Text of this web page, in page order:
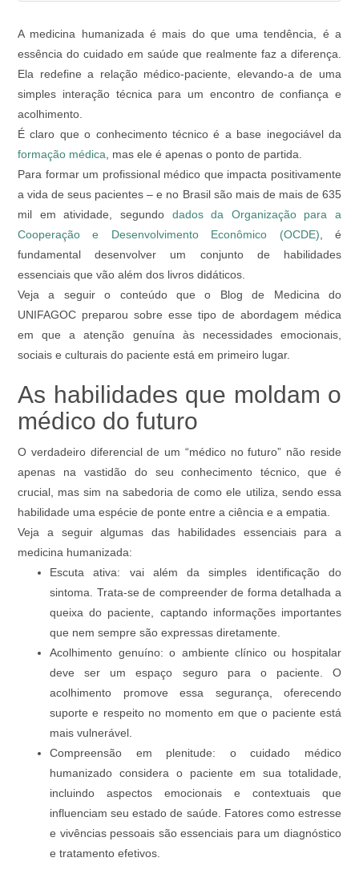
A medicina humanizada é mais do que uma tendência, é a
essência do cuidado em saúde que realmente faz a diferença.
Ela redefine a relação médico-paciente, elevando-a de uma
simples interação técnica para um encontro de confiança e
acolhimento.
É claro que o conhecimento técnico é a base inegociável da
formação médica , mas ele é apenas o ponto de partida.
Para formar um profissional médico que impacta positivamente
a vida de seus pacientes – e no Brasil são mais de mais de 635
mil em atividade, segundo dados da Organização para a
Cooperação e Desenvolvimento Econômico (OCDE) , é
fundamental desenvolver um conjunto de habilidades
essenciais que vão além dos livros didáticos.
Veja a seguir o conteúdo que o Blog de Medicina do
UNIFAGOC preparou sobre esse tipo de abordagem médica
em que a atenção genuína às necessidades emocionais,
sociais e culturais do paciente está em primeiro lugar.
As habilidades que moldam o
médico do futuro
O verdadeiro diferencial de um “médico no futuro” não reside
apenas na vastidão do seu conhecimento técnico, que é
crucial, mas sim na sabedoria de como ele utiliza, sendo essa
habilidade uma espécie de ponte entre a ciência e a empatia.
Veja a seguir algumas das habilidades essenciais para a
medicina humanizada:
Escuta ativa: vai além da simples identificação do
sintoma. Trata-se de compreender de forma detalhada a
queixa do paciente, captando informações importantes
que nem sempre são expressas diretamente.
Acolhimento genuíno: o ambiente clínico ou hospitalar
deve ser um espaço seguro para o paciente. O
acolhimento promove essa segurança, oferecendo
suporte e respeito no momento em que o paciente está
mais vulnerável.
Compreensão em plenitude: o cuidado médico
humanizado considera o paciente em sua totalidade,
incluindo aspectos emocionais e contextuais que
influenciam seu estado de saúde. Fatores como estresse
e vivências pessoais são essenciais para um diagnóstico
e tratamento efetivos.